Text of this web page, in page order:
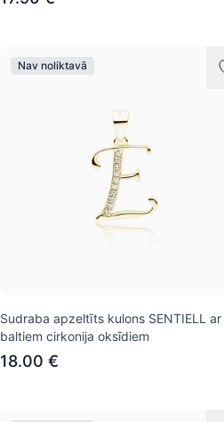
Nav noliktavā
Sudraba apzeltīts kulons SENTIELL ar
baltiem cirkonija oksīdiem
18.00 €